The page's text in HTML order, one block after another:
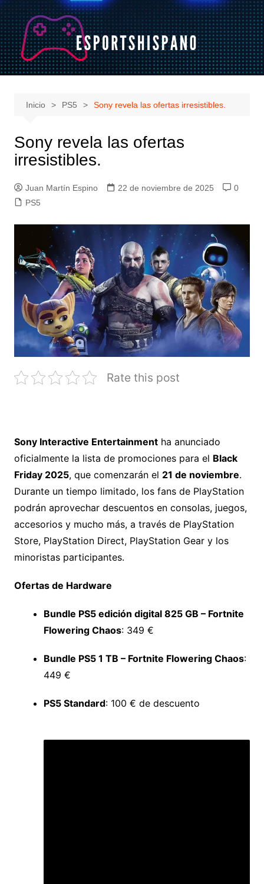
Saltar
al
contenido
Inicio PS5 Sony revela las ofertas irresistibles.
Sony revela las ofertas
irresistibles.
Juan Martín Espino 22 de noviembre de 2025
0
PS5
Rate this post
Sony Interactive Entertainmentha anunciado
oficialmente la lista de promociones para el Black
Friday 2025, que comenzarán el 21 de noviembre.
Durante un tiempo limitado, los fans de PlayStation
podrán aprovechar descuentos en consolas, juegos,
accesorios y mucho más, a través de PlayStation
Store, PlayStation Direct, PlayStation Gear y los
minoristas participantes.
Ofertas de Hardware
Bundle PS5 edición digital 825 GB – Fortnite
Flowering Chaos: 349 €
Bundle PS5 1 TB – Fortnite Flowering Chaos:
449 €
PS5 Standard: 100 € de descuento